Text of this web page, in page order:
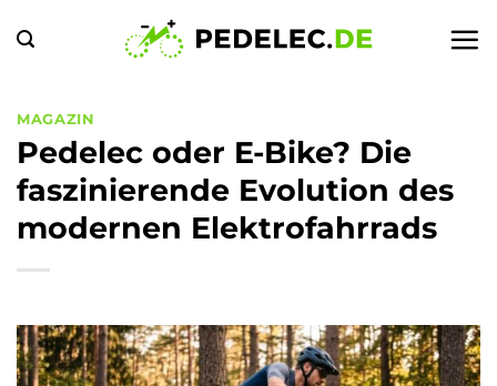
Inhalt
MAGAZIN
Pedelec oder E-Bike? Die
faszinierende Evolution des
modernen Elektrofahrrads